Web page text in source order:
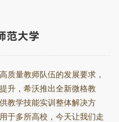
范大学
质量教师队伍的发展要求，
升， 希沃推出全新微格教
教学技能实训整体解决方
于多所高校，今天让我们走